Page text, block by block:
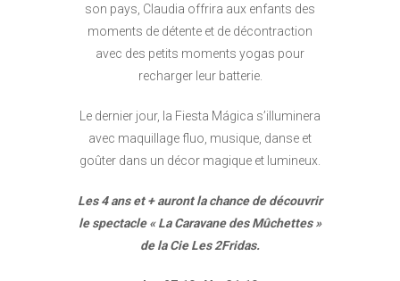
son pays, Claudia offrira aux enfants des
moments de détente et de décontraction
avec des petits moments yogas pour
recharger leur batterie.
Le dernier jour, la Fiesta Mágica s’illuminera
avec maquillage fluo, musique, danse et
goûter dans un décor magique et lumineux.
Les 4 ans et + auront la chance de découvrir
le spectacle « La Caravane des Mûchettes »
de la Cie Les 2Fridas.